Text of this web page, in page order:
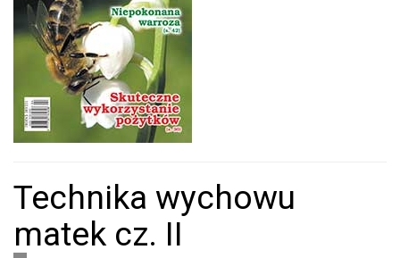
Technika wychowu
matek cz. II